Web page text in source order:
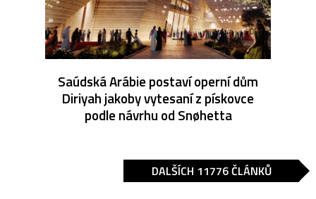
Saúdská Arábie postaví operní dům
Diriyah jakoby vytesaní z pískovce
podle návrhu od Snøhetta
DALŠÍCH 11776 ČLÁNKŮ